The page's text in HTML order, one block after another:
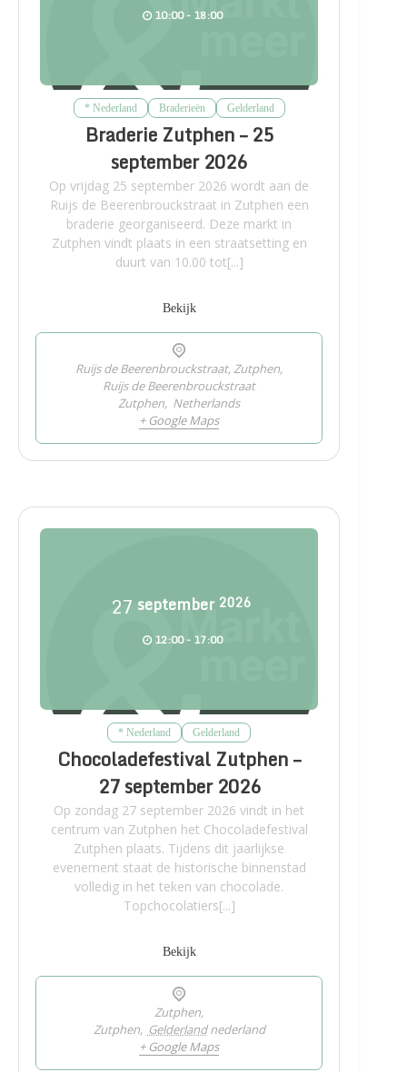
10:00 - 18:00
* Nederland Braderieën Gelderland
Braderie Zutphen – 25
september 2026
Op vrijdag 25 september 2026 wordt aan de
Ruijs de Beerenbrouckstraat in Zutphen een
braderie georganiseerd. Deze markt in
Zutphen vindt plaats in een straatsetting en
duurt van 10.00 tot[...]
Bekijk
Ruijs de Beerenbrouckstraat, Zutphen,
Ruijs de Beerenbrouckstraat
Zutphen, Netherlands
+ Google Maps
27 september 2026
12:00 - 17:00
* Nederland Gelderland
Chocoladefestival Zutphen –
27 september 2026
Op zondag 27 september 2026 vindt in het
centrum van Zutphen het Chocoladefestival
Zutphen plaats. Tijdens dit jaarlijkse
evenement staat de historische binnenstad
volledig in het teken van chocolade.
Topchocolatiers[...]
Bekijk
Zutphen,
Zutphen, Gelderland nederland
+ Google Maps